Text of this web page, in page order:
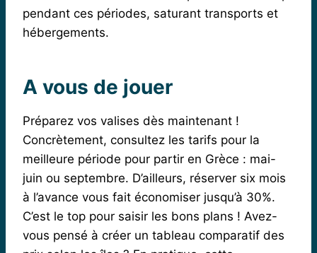
pendant ces périodes, saturant transports et
hébergements.
A vous de jouer
Préparez vos valises dès maintenant !
Concrètement, consultez les tarifs pour la
meilleure période pour partir en Grèce : mai-
juin ou septembre. D’ailleurs, réserver six mois
à l’avance vous fait économiser jusqu’à 30%.
C’est le top pour saisir les bons plans ! Avez-
vous pensé à créer un tableau comparatif des